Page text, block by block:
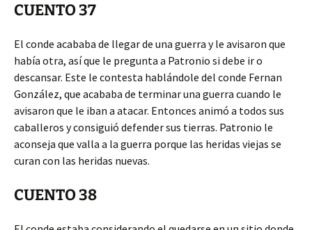
CUENTO 37
El conde acababa de llegar de una guerra y le avisaron que
había otra, así que le pregunta a Patronio si debe ir o
descansar. Este le contesta hablándole del conde Fernan
González, que acababa de terminar una guerra cuando le
avisaron que le iban a atacar. Entonces animó a todos sus
caballeros y consiguió defender sus tierras. Patronio le
aconseja que valla a la guerra porque las heridas viejas se
curan con las heridas nuevas.
CUENTO 38